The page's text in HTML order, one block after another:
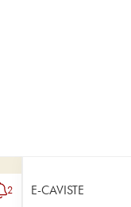
2 E-CAVISTE